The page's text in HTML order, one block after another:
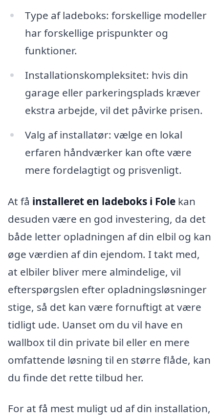
Type af ladeboks: forskellige modeller
har forskellige prispunkter og
funktioner.
Installationskompleksitet: hvis din
garage eller parkeringsplads kræver
ekstra arbejde, vil det påvirke prisen.
Valg af installatør: vælge en lokal
erfaren håndværker kan ofte være
mere fordelagtigt og prisvenligt.
At få installeret en ladeboks i Fole kan
desuden være en god investering, da det
både letter opladningen af din elbil og kan
øge værdien af din ejendom. I takt med,
at elbiler bliver mere almindelige, vil
efterspørgslen efter opladningsløsninger
stige, så det kan være fornuftigt at være
tidligt ude. Uanset om du vil have en
wallbox til din private bil eller en mere
omfattende løsning til en større flåde, kan
du finde det rette tilbud her.
For at få mest muligt ud af din installation,